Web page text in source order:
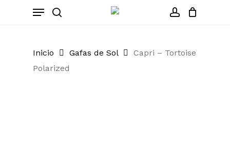
Menu
Inicio Gafas de Sol
Capri – Tortoise
Polarized